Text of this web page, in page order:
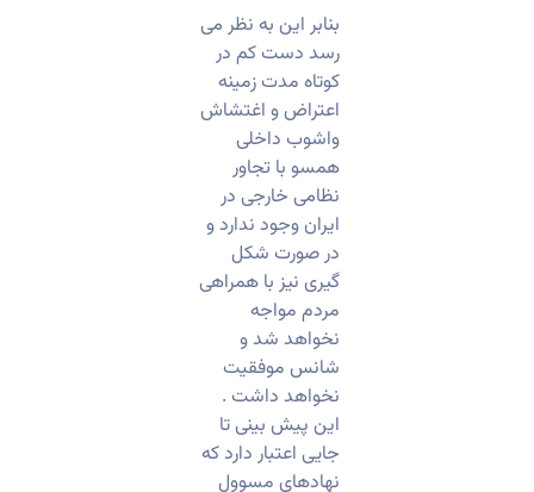
بنابر این به نظر می
رسد دست کم در
کوتاه مدت زمینه
اعتراض و اغتشاش
واشوب داخلی
همسو با تجاور
نظامی خارجی در
ایران وجود ندارد و
در صورت شکل
گیری نیز با همراهی
مردم مواجه
نخواهد شد و
شانس موفقیت
نخواهد داشت .
این پیش بینی تا
جایی اعتبار دارد که
نهادهای مسوول